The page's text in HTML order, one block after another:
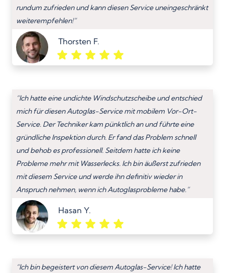
rundum zufrieden und kann diesen Service uneingeschränkt
weiterempfehlen!”
Thorsten F.
“Ich hatte eine undichte Windschutzscheibe und entschied
mich für diesen Autoglas-Service mit mobilem Vor-Ort-
Service. Der Techniker kam pünktlich an und führte eine
gründliche Inspektion durch. Er fand das Problem schnell
und behob es professionell. Seitdem hatte ich keine
Probleme mehr mit Wasserlecks. Ich bin äußerst zufrieden
mit diesem Service und werde ihn definitiv wieder in
Anspruch nehmen, wenn ich Autoglasprobleme habe.”
Hasan Y.
“Ich bin begeistert von diesem Autoglas-Service! Ich hatte